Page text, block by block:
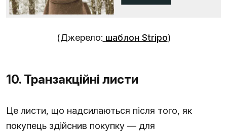
(Джерело: шаблон Stripo)
10. Транзакційні листи
Це листи, що надсилаються після того, як
покупець здійснив покупку — для